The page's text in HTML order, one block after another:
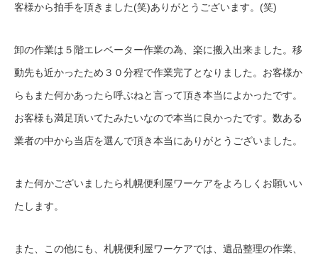
客様から拍手を頂きました(笑)ありがとうございます。(笑)
卸の作業は５階エレベーター作業の為、楽に搬入出来ました。移
動先も近かったため３０分程で作業完了となりました。お客様か
らもまた何かあったら呼ぶねと言って頂き本当によかったです。
お客様も満足頂いてたみたいなので本当に良かったです。数ある
業者の中から当店を選んで頂き本当にありがとうございました。
また何かございましたら札幌便利屋ワーケアをよろしくお願いい
たします。
また、この他にも、札幌便利屋ワーケアでは、遺品整理の作業、